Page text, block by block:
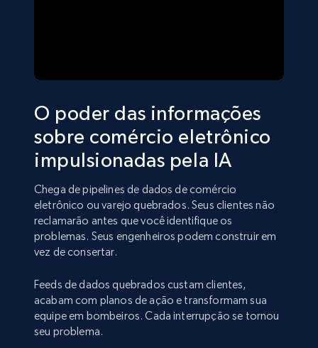
O poder das informações
sobre comércio eletrônico
impulsionadas pela IA
Chega de pipelines de dados de comércio
eletrônico ou varejo quebrados. Seus clientes não
reclamarão antes que você identifique os
problemas. Seus engenheiros podem construir em
vez de consertar.
Feeds de dados quebrados custam clientes,
acabam com planos de ação e transformam sua
equipe em bombeiros. Cada interrupção se tornou
seu problema.